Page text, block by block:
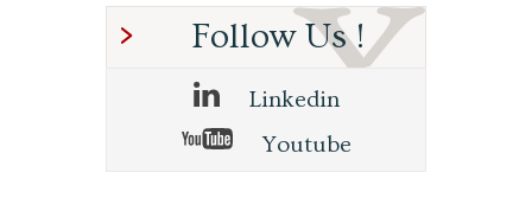
Follow Us !
Linkedin
Youtube